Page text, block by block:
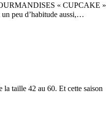
« CUPCAKE »
peu d’habitude aussi,…
taille 42 au 60. Et cette saison